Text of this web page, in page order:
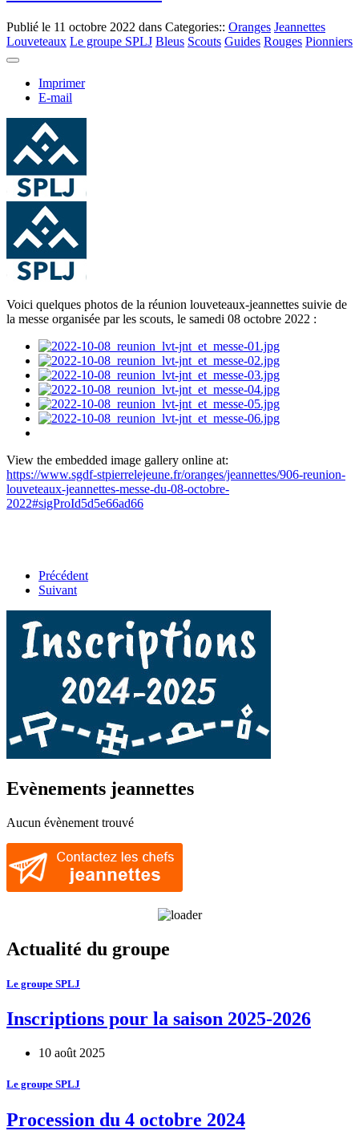
Publié le 11 octobre 2022 dans Categories:: Oranges Jeannettes
Louveteaux Le groupe SPLJ Bleus Scouts Guides Rouges Pionniers
Imprimer
E-mail
Voici quelques photos de la réunion louveteaux-jeannettes suivie de
la messe organisée par les scouts, le samedi 08 octobre 2022 :
View the embedded image gallery online at:
https://www.sgdf-stpierrelejeune.fr/oranges/jeannettes/906-reunion-
louveteaux-jeannettes-messe-du-08-octobre-
2022#sigProId5d5e66ad66
Précédent
Suivant
Evènements jeannettes
Aucun évènement trouvé
Actualité du groupe
Le groupe SPLJ
Inscriptions pour la saison 2025-2026
10 août 2025
Le groupe SPLJ
Procession du 4 octobre 2024